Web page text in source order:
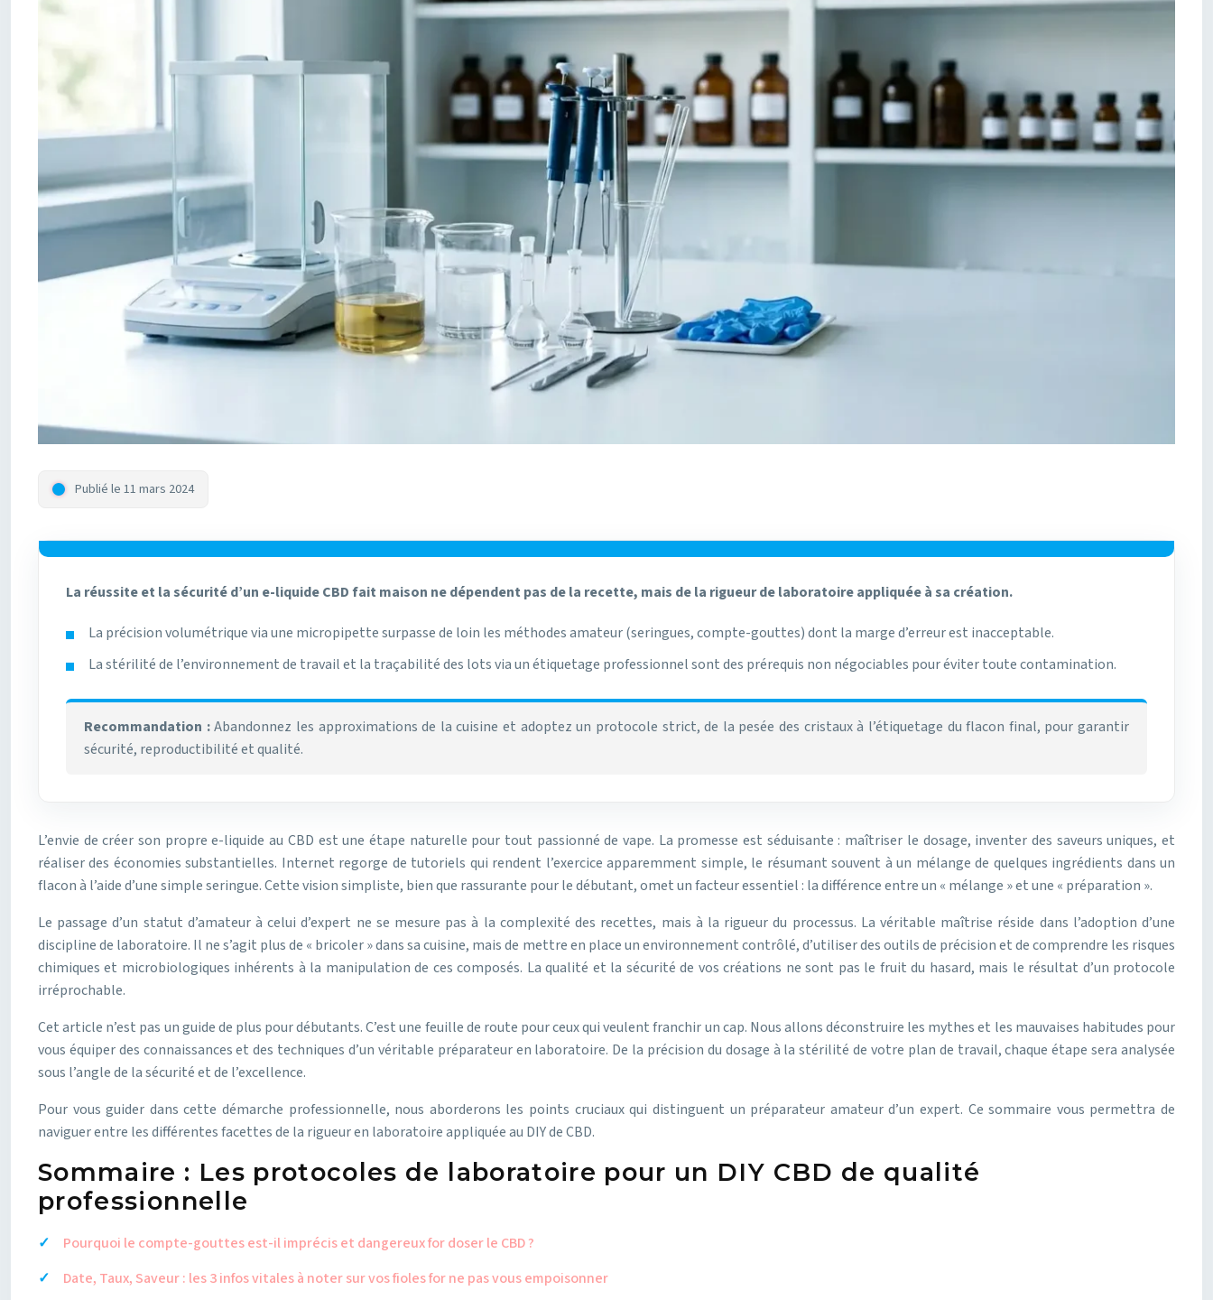
Publié le 11 mars 2024
La réussite et la sécurité d’un e-liquide CBD fait maison ne dépendent pas de la recette, mais de la rigueur de laboratoire appliquée à sa création.
La précision volumétrique via une micropipette surpasse de loin les méthodes amateur (seringues, compte-gouttes) dont la marge d’erreur est inacceptable.
La stérilité de l’environnement de travail et la traçabilité des lots via un étiquetage professionnel sont des prérequis non négociables pour éviter toute contamination.
Recommandation :Abandonnez les approximations de la cuisine et adoptez un protocole strict, de la pesée des cristaux à l’étiquetage du flacon final, pour garantir
sécurité, reproductibilité et qualité.
L’envie de créer son propre e-liquide au CBD est une étape naturelle pour tout passionné de vape. La promesse est séduisante : maîtriser le dosage, inventer des saveurs uniques, et
réaliser des économies substantielles. Internet regorge de tutoriels qui rendent l’exercice apparemment simple, le résumant souvent à un mélange de quelques ingrédients dans un
flacon à l’aide d’une simple seringue. Cette vision simpliste, bien que rassurante pour le débutant, omet un facteur essentiel : la différence entre un « mélange » et une « préparation ».
Le passage d’un statut d’amateur à celui d’expert ne se mesure pas à la complexité des recettes, mais à la rigueur du processus. La véritable maîtrise réside dans l’adoption d’une
discipline de laboratoire. Il ne s’agit plus de « bricoler » dans sa cuisine, mais de mettre en place un environnement contrôlé, d’utiliser des outils de précision et de comprendre les risques
chimiques et microbiologiques inhérents à la manipulation de ces composés. La qualité et la sécurité de vos créations ne sont pas le fruit du hasard, mais le résultat d’un protocole
irréprochable.
Cet article n’est pas un guide de plus pour débutants. C’est une feuille de route pour ceux qui veulent franchir un cap. Nous allons déconstruire les mythes et les mauvaises habitudes pour
vous équiper des connaissances et des techniques d’un véritable préparateur en laboratoire. De la précision du dosage à la stérilité de votre plan de travail, chaque étape sera analysée
sous l’angle de la sécurité et de l’excellence.
Pour vous guider dans cette démarche professionnelle, nous aborderons les points cruciaux qui distinguent un préparateur amateur d’un expert. Ce sommaire vous permettra de
naviguer entre les différentes facettes de la rigueur en laboratoire appliquée au DIY de CBD.
Sommaire : Les protocoles de laboratoire pour un DIY CBD de qualité
professionnelle
Pourquoi le compte-gouttes est-il imprécis et dangereux for doser le CBD ?
Date, Taux, Saveur : les 3 infos vitales à noter sur vos fioles for ne pas vous empoisonner